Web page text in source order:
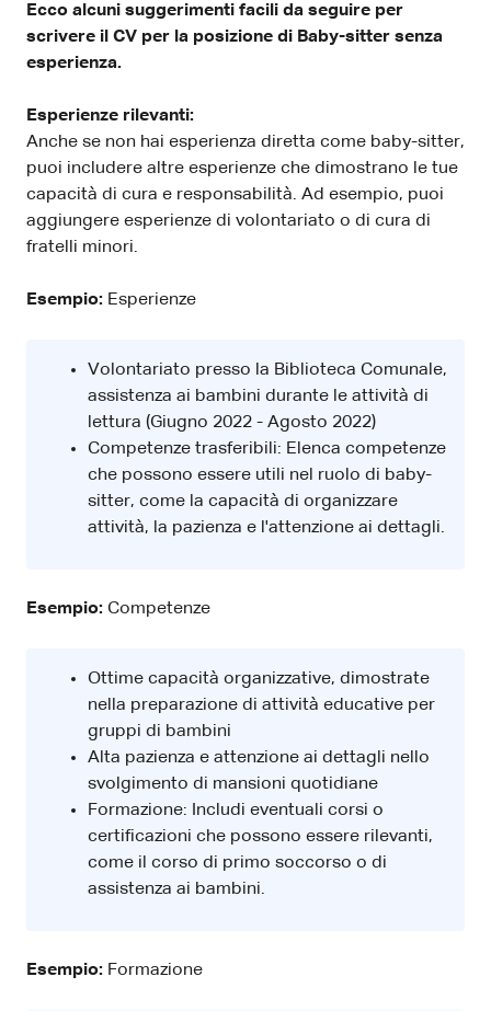
Ecco alcuni suggerimenti facili da seguire per
scrivere il CV per la posizione di Baby-sitter senza
esperienza.
Esperienze rilevanti:
Anche se non hai esperienza diretta come baby-sitter,
puoi includere altre esperienze che dimostrano le tue
capacità di cura e responsabilità. Ad esempio, puoi
aggiungere esperienze di volontariato o di cura di
fratelli minori.
Esempio: Esperienze
Volontariato presso la Biblioteca Comunale,
assistenza ai bambini durante le attività di
lettura (Giugno 2022 - Agosto 2022)
Competenze trasferibili: Elenca competenze
che possono essere utili nel ruolo di baby-
sitter, come la capacità di organizzare
attività, la pazienza e l'attenzione ai dettagli.
Esempio: Competenze
Ottime capacità organizzative, dimostrate
nella preparazione di attività educative per
gruppi di bambini
Alta pazienza e attenzione ai dettagli nello
svolgimento di mansioni quotidiane
Formazione: Includi eventuali corsi o
certificazioni che possono essere rilevanti,
come il corso di primo soccorso o di
assistenza ai bambini.
Esempio: Formazione